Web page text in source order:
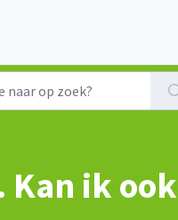
Kan ik ook